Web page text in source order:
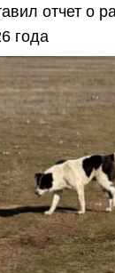
отчет о
года